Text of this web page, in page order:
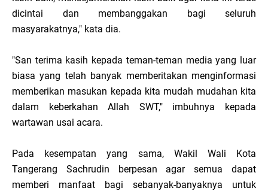
dicintai dan membanggakan bagi seluruh
masyarakatnya," kata dia.
"San terima kasih kepada teman-teman media yang luar
biasa yang telah banyak memberitakan menginformasi
memberikan masukan kepada kita mudah mudahan kita
dalam keberkahan Allah SWT," imbuhnya kepada
wartawan usai acara.
Pada kesempatan yang sama, Wakil Wali Kota
Tangerang Sachrudin berpesan agar semua dapat
memberi manfaat bagi sebanyak-banyaknya untuk